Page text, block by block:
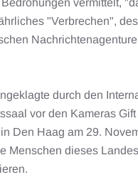
vermittelt,
"Verbrechen",
durch den
vor den Kameras
Den Haag am 29.
Menschen dieses